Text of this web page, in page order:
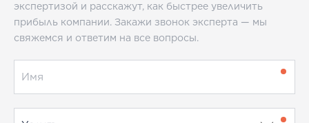
экспертизой и расскажут, как быстрее увеличить
прибыль компании. Закажи звонок эксперта — мы
свяжемся и ответим на все вопросы.